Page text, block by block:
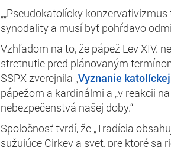
„„Pseudokatolícky
synodality a musí byť pohŕdavo
Vzhľadom na to, že pápež Lev XIV.
stretnutie pred plánovaným
SSPX zverejnila „Vyznanie
pápežom a kardinálmi a „v reakcii
nebezpečenstvá našej doby.“
Spoločnosť tvrdí, že „Tradícia
sužujúce Cirkev a svet, pre ktoré sa